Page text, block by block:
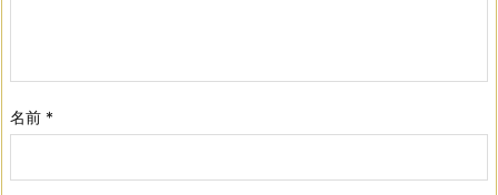
名前 *